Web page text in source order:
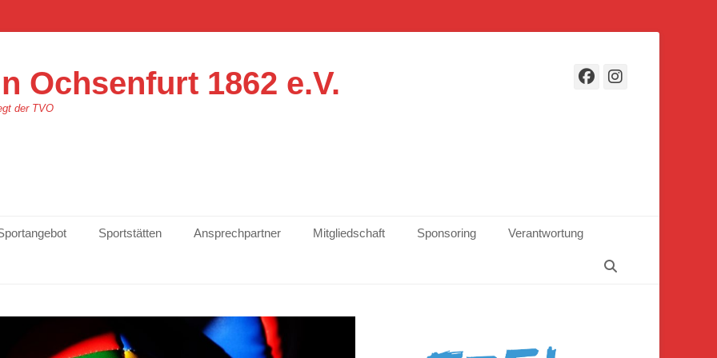
Ochsenfurt 1862 e.V.
der TVO
Facebook
Sportstätten Ansprechpartner Mitgliedschaft Sponsoring
Verantwortung